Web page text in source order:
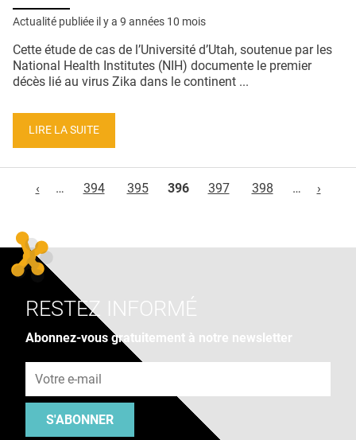
Actualité publiée il y a 9 années 10 mois
Cette étude de cas de l’Université d’Utah, soutenue par les
National Health Institutes (NIH) documente le premier
décès lié au virus Zika dans le continent ...
LIRE LA SUITE
‹
… 394 395 396 397 398 … ›
RESTEZ INFORMÉ
Abonnez-vous gratuitement à notre newsletter
S'ABONNER